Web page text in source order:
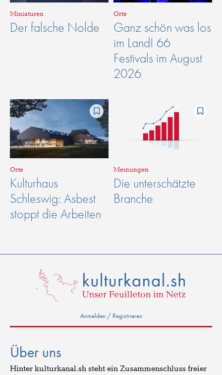
Miniaturen
Der falsche Nolde
Orte
Ganz schön was los
im Land! 66
Festivals im August
2026
Orte
Kulturhaus
Schleswig: Asbest
stoppt die Arbeiten
Meinungen
Die unterschätzte
Branche
Anmelden / Registrieren
Über uns
Hinter kulturkanal.sh steht ein Zusammenschluss freier